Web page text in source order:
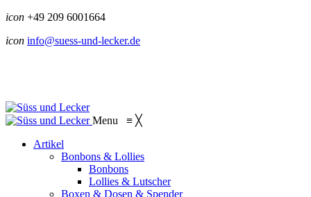
icon +49 209 6001664
icon info@suess-und-lecker.de
Menu ≡ ╳
Artikel
Bonbons & Lollies
Bonbons
Lollies & Lutscher
Boxen & Dosen & Spender